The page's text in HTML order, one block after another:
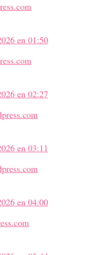
en 01:50
en 02:27
en 03:11
en 04:00